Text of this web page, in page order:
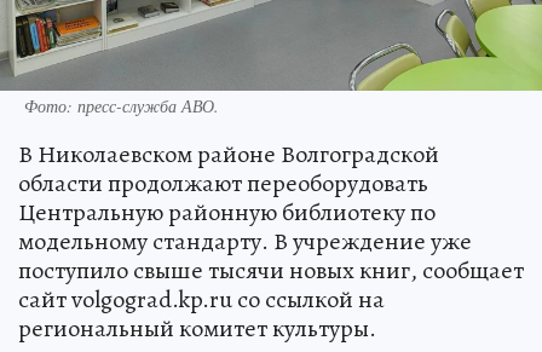
Фото: пресс-служба АВО.
В Николаевском районе Волгоградской
области продолжают переоборудовать
Центральную районную библиотеку по
модельному стандарту. В учреждение уже
поступило свыше тысячи новых книг, сообщает
сайт volgograd.kp.ru со ссылкой на
региональный комитет культуры.